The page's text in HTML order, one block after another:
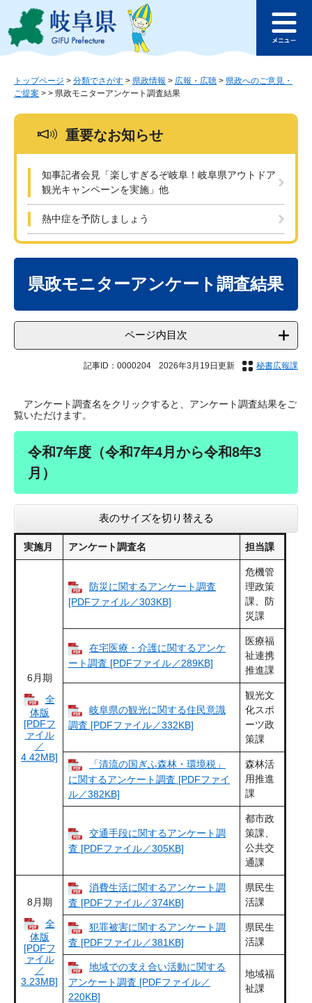
ジ
ュ
このページの本文へ
ュ
トップページ > 分類でさがす > 県政情報 > 広報・広聴 > 県政へのご意見・
ご提案 > > 県政モニターアンケート調査結果
重要なお知らせ
知事記者会見「楽しすぎるぞ岐阜！岐阜県アウトドア
観光キャンペーンを実施」他
熱中症を予防しましょう
県政モニターアンケート調査結果
ページ内目次
記事ID：0000204 2026年3月19日更新 秘書広報課
アンケート調査名をクリックすると、アンケート調査結果をご
覧いただけます。
令和7年度（令和7年4月から令和8年3
月）
表のサイズを切り替える
実施月 アンケート調査名 担当課
6月期
全
体版
[PDFフ
ァイル
／
4.42MB]
防災に関するアンケート調査
[PDFファイル／303KB]
危機管
理政策
課、防
災課
在宅医療・介護に関するアンケ
ート調査 [PDFファイル／289KB]
医療福
祉連携
推進課
岐阜県の観光に関する住民意識
調査 [PDFファイル／332KB]
観光文
化スポ
ーツ政
策課
「清流の国ぎふ森林・環境税」
に関するアンケート調査 [PDFファイ
ル／382KB]
森林活
用推進
課
交通手段に関するアンケート調
査 [PDFファイル／305KB]
都市政
策課、
公共交
通課
8月期
全
体版
[PDFフ
ァイル
／
3.23MB]
消費生活に関するアンケート調
査 [PDFファイル／374KB]
県民生
活課
犯罪被害に関するアンケート調
査 [PDFファイル／381KB]
県民生
活課
地域での支え合い活動に関する
アンケート調査 [PDFファイル／
220KB]
地域福
祉課